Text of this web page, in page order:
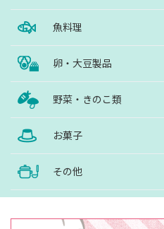
魚料理
卵・大豆製品
野菜・きのこ類
お菓子
その他